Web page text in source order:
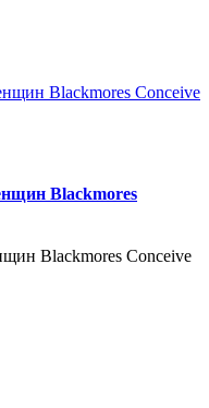
Blackmores
Blackmores Conceive